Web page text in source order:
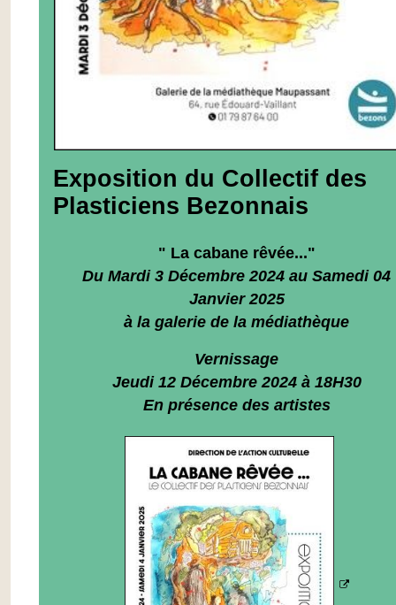
Exposition du Collectif des
Plasticiens Bezonnais
" La cabane rêvée..."
Du Mardi 3 Décembre 2024 au Samedi 04
Janvier 2025
à la galerie de la médiathèque
Vernissage
Jeudi 12 Décembre 2024 à 18H30
En présence des artistes